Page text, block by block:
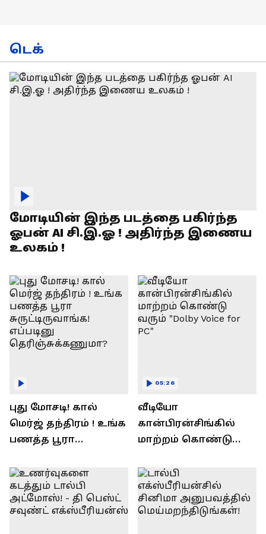
டெக்
மோடியின் இந்த படத்தை பகிர்ந்த
ஓபன் AI சி.இ.ஓ ! அதிர்ந்த இணைய
உலகம் !
புது மோசடி! கால்
மெர்ஜ் தந்திரம் ! உங்க
பணத்த பூரா
எப்படினு
தெரிஞ்சுக்கணுமா?
வீடியோ
கான்பிரன்சிங்கில்
மாற்றம் கொண்டு
PC"
05:26